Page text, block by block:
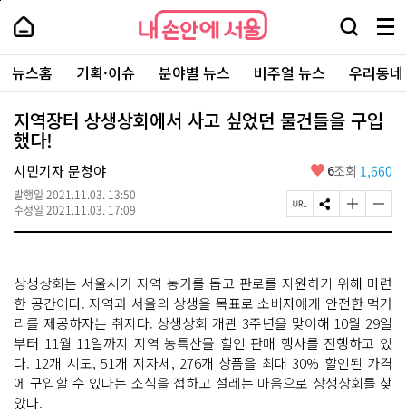
본
로
가
내
손
안
에
서
울
-
서
울
시
대
표
소
통
포
내
손
에
울
검
창
열
기
메
뉴
전
체
보
주
요
서
뉴스홈 기획·이슈 분야별 뉴스 비주얼 뉴스 우리동
지역장터 상생상회에서 사고 싶었던 물건들을 구입
했다!
시민기자 문청야
발행일 2021.11.03. 13:50
수정일 2021.11.03. 17:09
좋
요
6조회 1,660
페
이
R
L
복
사
S
N
유
하
기
글
자
크
게
변
경
하
기
글
자
작
게
변
경
하
기
상생상회는 서울시가 지역 농가를 돕고 판로를 지원하기 위해 마련
한 공간이다. 지역과 서울의 상생을 목표로 소비자에게 안전한 먹거
리를 제공하자는 취지다. 상생상회 개관 3주년을 맞이해 10월 29일
부터 11월 11일까지 지역 농특산물 할인 판매 행사를 진행하고 있
다. 12개 시도, 51개 지자체, 276개 상품을 최대 30% 할인된 가격
에 구입할 수 있다는 소식을 접하고 설레는 마음으로 상생상회를 찾
았다.
페
상
단
로